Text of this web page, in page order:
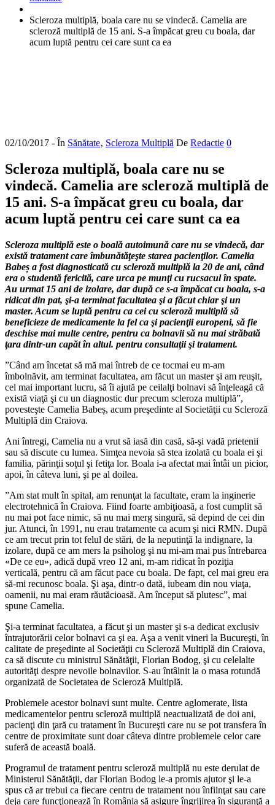
Scleroza multiplă, boala care nu se vindecă. Camelia are
scleroză multiplă de 15 ani. S-a împăcat greu cu boala, dar
acum luptă pentru cei care sunt ca ea
02/10/2017 - În Sănătate‚ Scleroza Multiplă De Redactie 0
Scleroza multiplă, boala care nu se
vindecă. Camelia are scleroză multiplă de
15 ani. S-a împăcat greu cu boala, dar
acum luptă pentru cei care sunt ca ea
Scleroza multiplă este o boală autoimună care nu se vindecă, dar
există tratament care îmbunătăţeşte starea pacienţilor. Camelia
Babeș a fost diagnosticată cu scleroză multiplă la 20 de ani, când
era o studentă fericită, care urca pe munţi cu rucsacul în spate.
Au urmat 15 ani de izolare, dar după ce s-a împăcat cu boala, s-a
ridicat din pat, şi-a terminat facultatea şi a făcut chiar şi un
master. Acum se luptă pentru ca cei cu scleroză multiplă să
beneficieze de medicamente la fel ca şi pacienţii europeni, să fie
deschise mai multe centre, pentru ca bolnavii să nu mai străbată
ţara dintr-un capăt în altul. pentru consultaţii şi tratament.
”Când am încetat să mă mai întreb de ce tocmai eu m-am
îmbolnăvit, am terminat facultatea, am făcut un master şi am reuşit,
cel mai important lucru, să îi ajută pe ceilalţi bolnavi să înţeleagă că
există viaţă şi cu un diagnostic dur precum scleroza multiplă”,
povesteşte Camelia Babeș, acum preşedinte al Societăţii cu Scleroză
Multiplă din Craiova.
Ani întregi, Camelia nu a vrut să iasă din casă, să-şi vadă prietenii
sau să discute cu lumea. Simţea nevoia să stea izolată cu boala ei şi
familia, părinţii soţul şi fetiţa lor. Boala i-a afectat mai întâi un picior,
apoi, în câteva luni, şi pe al doilea.
”Am stat mult în spital, am renunţat la facultate, eram la inginerie
electrotehnică în Craiova. Fiind foarte ambiţioasă, a fost cumplit să
nu mai pot face nimic, să nu mai merg singură, să depind de cei din
jur. Atunci, în 1991, nu erau tratamente ca acum şi nici RMN. După
ce am trecut prin tot felul de stări, de la neputinţă la indignare, la
izolare, după ce am mers la psiholog şi nu mi-am mai pus întrebarea
«De ce eu», adică după vreo 12 ani, m-am ridicat în poziţia
verticală, pentru că am făcut pace cu boala. De fapt, cel mai greu era
să-mi recunosc boala. Şi aşa, dintr-o dată, iubeam din nou viaţa,
oamenii, nu mai eram răutăcioasă. Am început să plutesc”, mai
spune Camelia.
Şi-a terminat facultatea, a făcut şi un master şi s-a dedicat exclusiv
întrajutorării celor bolnavi ca şi ea. Aşa a venit vineri la Bucureşti, în
calitate de preşedinte al Societăţii cu Scleroză Multiplă din Craiova,
ca să discute cu ministrul Sănătăţii, Florian Bodog, şi cu celelalte
autorităţi despre nevoile bolnavilor. S-au întâlnit la o masa rotundă
organizată de Societatea de Scleroză Multiplă.
Problemele acestor bolnavi sunt multe. Centre aglomerate, lista
medicamentelor pentru scleroză multiplă neactualizată de doi ani,
pacienţi din ţară cu tratament în Bucureşti care nu se pot transfera în
centre de proximitate sunt doar câteva dintre problemele celor care
suferă de această boală.
Programul de tratament pentru scleroză multiplă nu este derulat de
Ministerul Sănătăţii, dar Florian Bodog le-a promis ajutor şi le-a
spus că ar trebui ca fiecare centru de tratament nou înfiinţat sau care
deja care funcţionează în România să asigure îngrijirea în siguranţă a